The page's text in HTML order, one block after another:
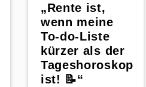
„Rente ist,
wenn meine
To-do-Liste
kürzer als der
Tageshoroskop
ist! 📝“